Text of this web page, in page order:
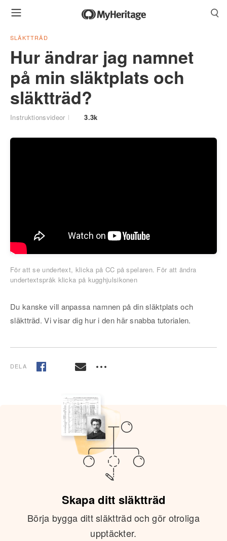
SLÄKTTRÄD
Hur ändrar jag namnet
på min släktplats och
släktträd?
Instruktionsvideor 3.3k
För att se undertext, klicka på CC på spelaren. För att ändra
undertextspråk klicka på kugghjulsikonen
Du kanske vill anpassa namnen på din släktplats och
släktträd. Vi visar dig hur i den här snabba tutorialen.
DELA
Skapa ditt släktträd
Börja bygga ditt släktträd och gör otroliga
upptäckter.